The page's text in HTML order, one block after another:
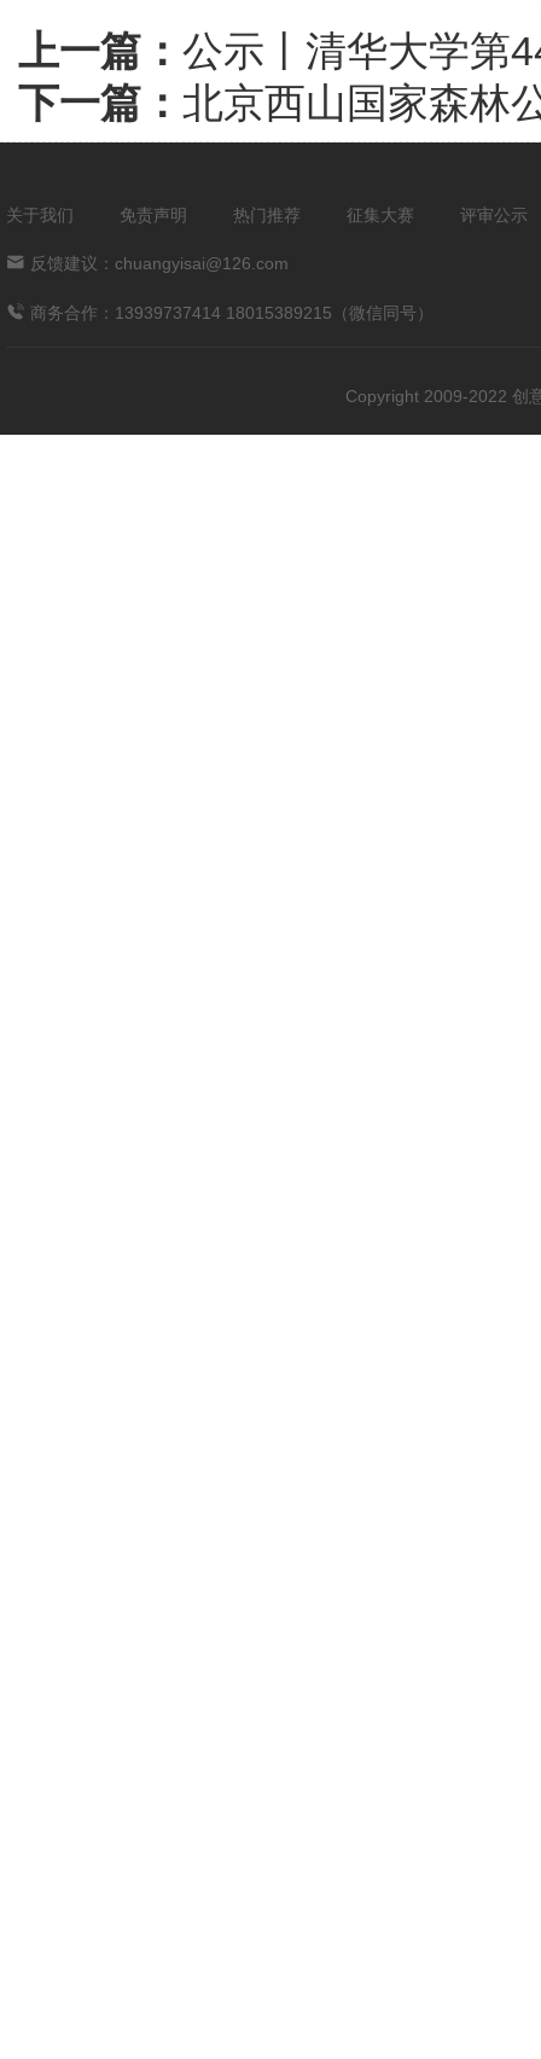
上一篇： 公示丨清华大学第
下一篇： 北京西山国家森林
关于我们 免责声明 热门推荐 征集大赛 评审公示
反馈建议：chuangyisai@126.com
商务合作：13939737414 18015389215（微信同号）
Copyright 2009-2022 创